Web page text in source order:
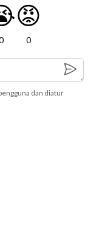
😡
0
dan diatur